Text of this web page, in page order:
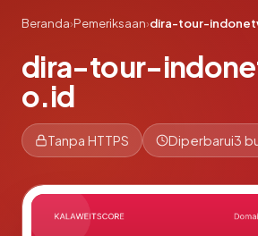
Beranda›Pemeriksaan›dira-tour-
dira-tour-
o.id
Tanpa HTTPS Diperbarui3